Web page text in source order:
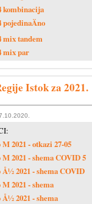
kombinacija
pojedinaÄno
mix tandem
mix par
Istok za 2021.
2021 - otkazi 27-05
2021 - shema COVID 5
2021 - shema COVID
2021 - shema
2021 - shema